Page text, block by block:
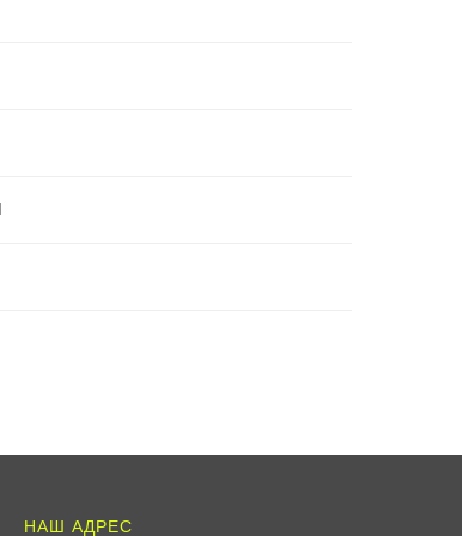
НАШ АДРЕС